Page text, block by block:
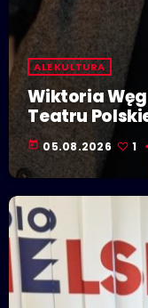
ALE KULTURA
Wiktoria
Teatru
się w Polskiej
today 05.08.2026 1